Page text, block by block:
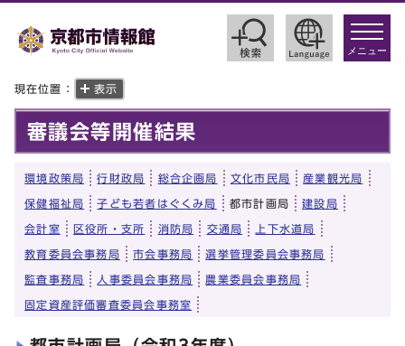
toggle
メニュー
現在位置： 表示
審議会等開催結果
環境政策局 行財政局 総合企画局 文化市民局 産業観光局
保健福祉局 子ども若者はぐくみ局 都市計画局 建設局
会計室 区役所・支所 消防局 交通局 上下水道局
教育委員会事務局 市会事務局 選挙管理委員会事務局
監査事務局 人事委員会事務局 農業委員会事務局
固定資産評価審査委員会事務室